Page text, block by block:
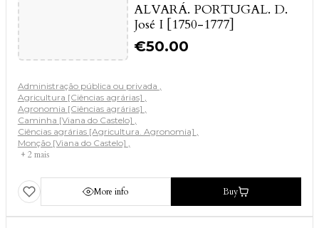
ALVARÁ. PORTUGAL. D.
José I [1750-1777]
€50.00
Administração pública ou privada
Agricultura [Ciências agrárias]
Agronomia [Ciências agrárias]
Caminha [Viana do Castelo]
Ciências agrárias [Agricultura. Agronomia]
Monção [Viana do Castelo]
+ 2 mais
More info Buy